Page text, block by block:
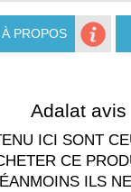
À PROPOS
Adalat avis
ICI SONT
CE
ILS